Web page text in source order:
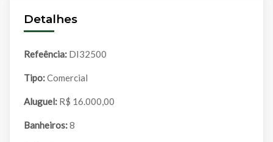
Detalhes
Refeência: DI32500
Tipo: Comercial
Aluguel: R$ 16.000,00
Banheiros: 8